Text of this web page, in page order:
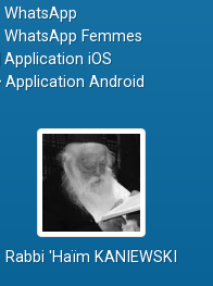
WhatsApp
WhatsApp Femmes
Application iOS
Application Android
Rabbi 'Haïm KANIEWSKI